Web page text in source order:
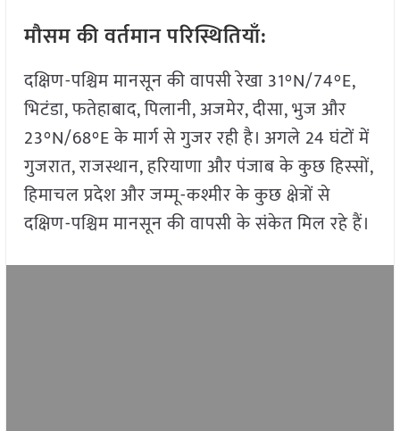
मौसम की वर्तमान परिस्थितियाँ:
दक्षिण-पश्चिम मानसून की वापसी रेखा 31°N/74°E,
भिटंडा, फतेहाबाद, पिलानी, अजमेर, दीसा, भुज और
23°N/68°E के मार्ग से गुजर रही है। अगले 24 घंटों में
गुजरात, राजस्थान, हरियाणा और पंजाब के कुछ हिस्सों,
हिमाचल प्रदेश और जम्मू-कश्मीर के कुछ क्षेत्रों से
दक्षिण-पश्चिम मानसून की वापसी के संकेत मिल रहे हैं।